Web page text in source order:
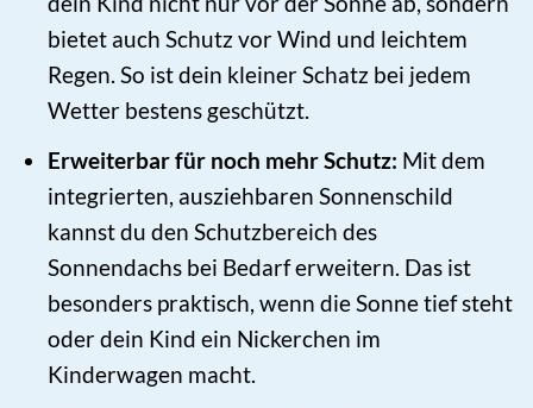
bietet auch Schutz vor Wind und leichtem
Regen. So ist dein kleiner Schatz bei jedem
Wetter bestens geschützt.
Erweiterbar für noch mehr Schutz: Mit dem
integrierten, ausziehbaren Sonnenschild
kannst du den Schutzbereich des
Sonnendachs bei Bedarf erweitern. Das ist
besonders praktisch, wenn die Sonne tief steht
oder dein Kind ein Nickerchen im
Kinderwagen macht.